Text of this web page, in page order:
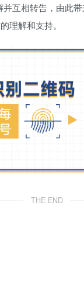
互相转告，由此带
理解和支持。
THE END